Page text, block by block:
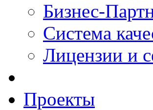
Бизнес-
Система
Лицензии и
Проекты